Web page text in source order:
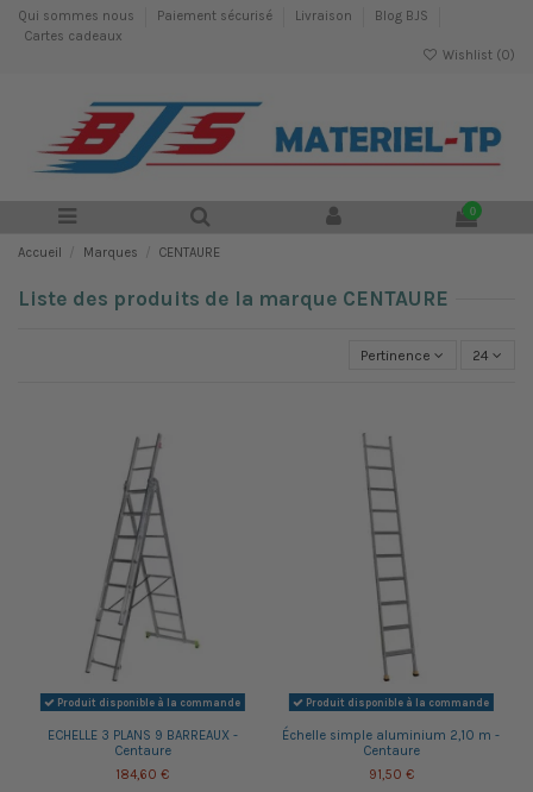
Qui sommes nous Paiement sécurisé Livraison
Blog BJS
Cartes cadeaux
Wishlist (0)
0
Accueil Marques CENTAURE
Liste des produits de la marque CENTAURE
Pertinence 24
Produit disponible à la commande
ECHELLE 3 PLANS 9 BARREAUX -
Centaure
184,60 €
Produit disponible à la commande
Échelle simple aluminium 2,10 m -
Centaure
91,50 €